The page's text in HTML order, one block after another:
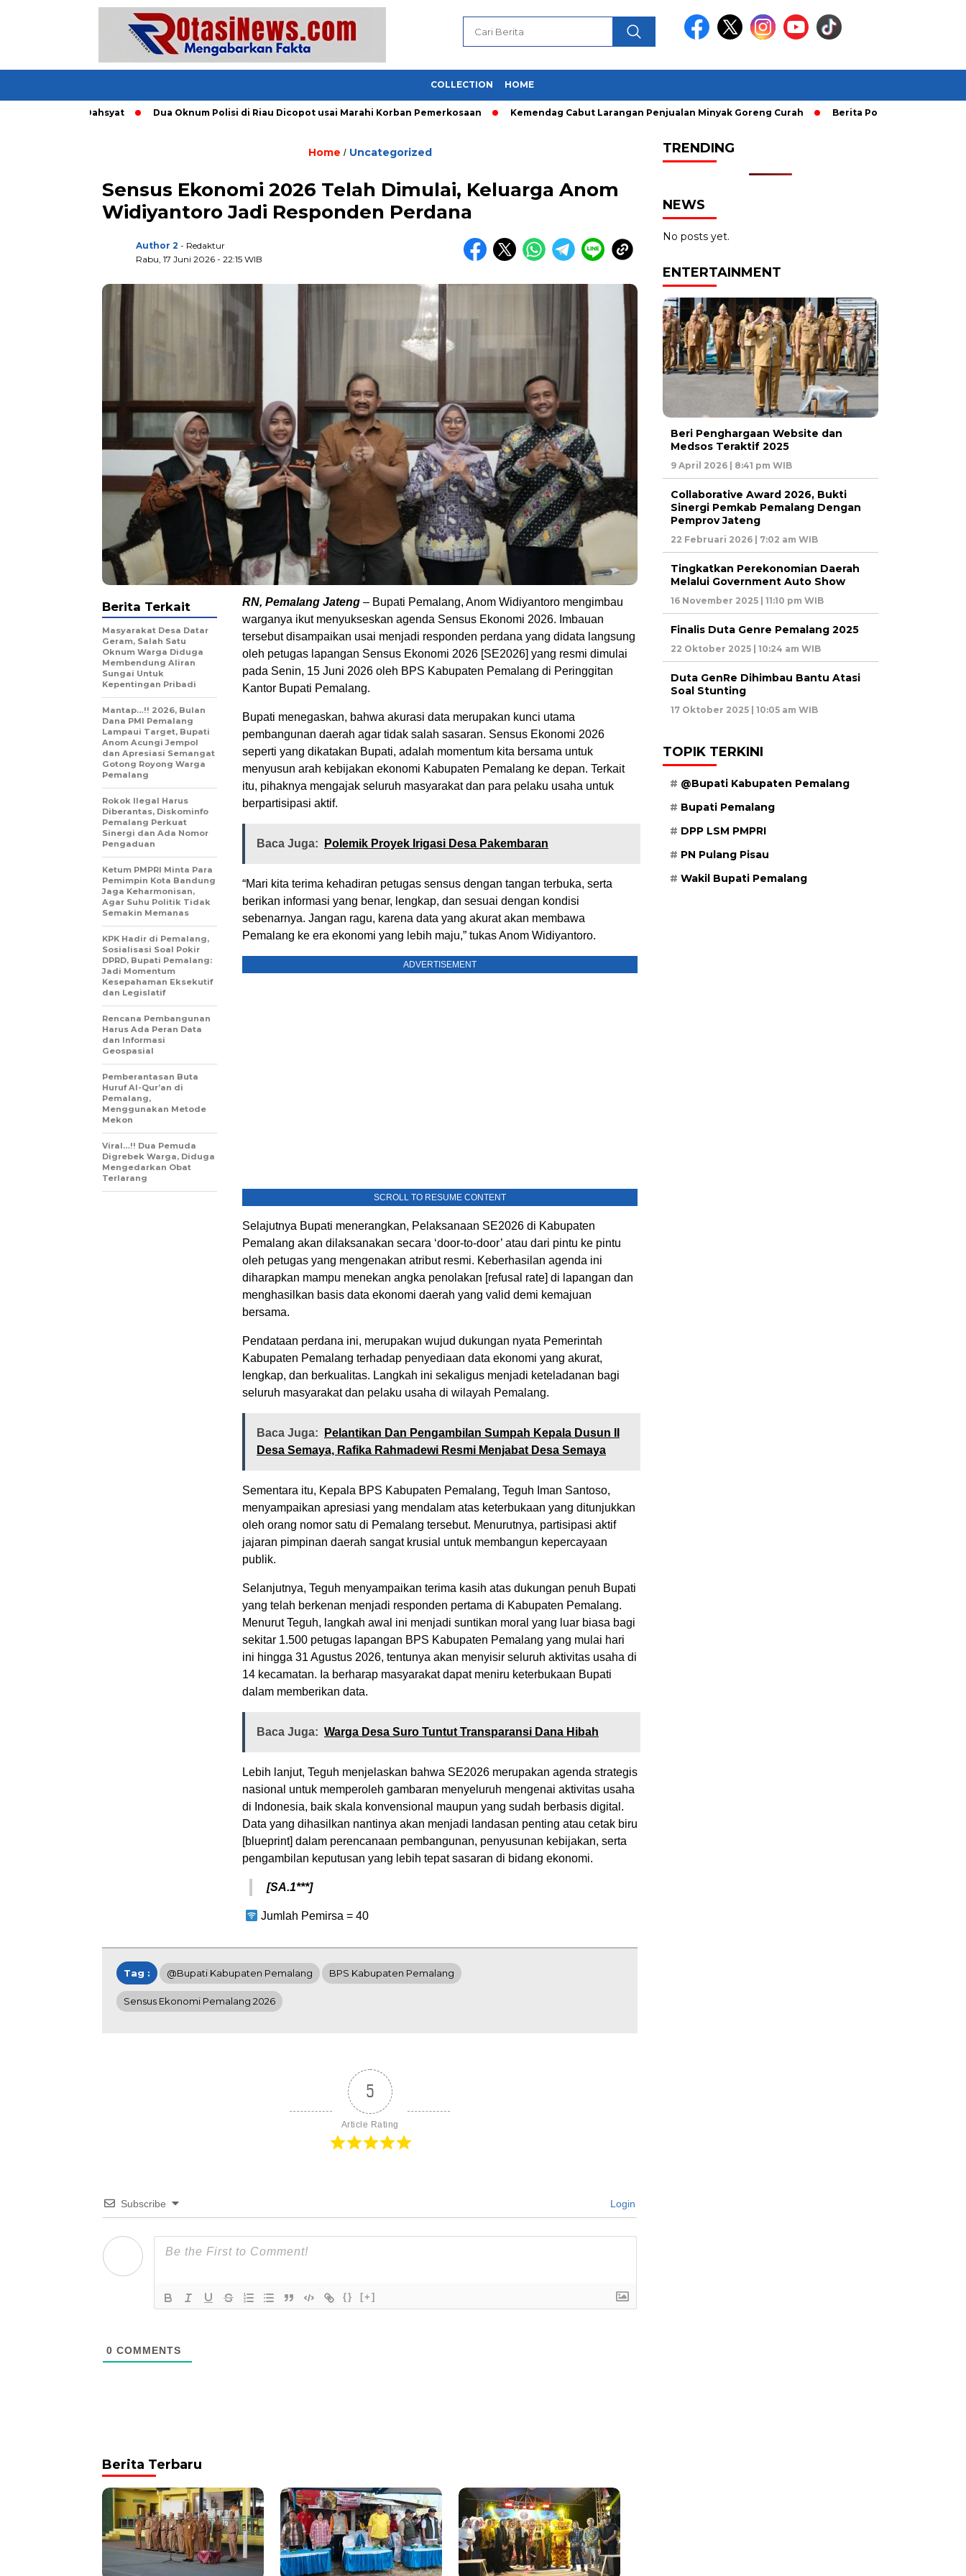
COLLECTION HOME
Dua Oknum Polisi di Riau Dicopot usai Marahi Korban Pemerkosaan Kemendag Cabut Larangan Penjualan Minyak Goreng Curah Berita Populer: Uji Coba Gage ke
Home / Uncategorized
Sensus Ekonomi 2026 Telah Dimulai, Keluarga Anom
Widiyantoro Jadi Responden Perdana
Author 2 - Redaktur
Rabu, 17 Juni 2026 - 22:15 WIB
RN, Pemalang Jateng – Bupati Pemalang, Anom Widiyantoro mengimbau
warganya ikut menyukseskan agenda Sensus Ekonomi 2026. Imbauan
tersebut disampaikan usai menjadi responden perdana yang didata langsung
oleh petugas lapangan Sensus Ekonomi 2026 [SE2026] yang resmi dimulai
pada Senin, 15 Juni 2026 oleh BPS Kabupaten Pemalang di Peringgitan
Kantor Bupati Pemalang.
Bupati menegaskan, bahwa akurasi data merupakan kunci utama
pembangunan daerah agar tidak salah sasaran. Sensus Ekonomi 2026
seperti yang dikatakan Bupati, adalah momentum kita bersama untuk
menyusun arah kebijakan ekonomi Kabupaten Pemalang ke depan. Terkait
itu, pihaknya mengajak seluruh masyarakat dan para pelaku usaha untuk
berpartisipasi aktif.
Baca Juga: Polemik Proyek Irigasi Desa Pakembaran
“Mari kita terima kehadiran petugas sensus dengan tangan terbuka, serta
berikan informasi yang benar, lengkap, dan sesuai dengan kondisi
sebenarnya. Jangan ragu, karena data yang akurat akan membawa
Pemalang ke era ekonomi yang lebih maju,” tukas Anom Widiyantoro.
ADVERTISEMENT
SCROLL TO RESUME CONTENT
Selajutnya Bupati menerangkan, Pelaksanaan SE2026 di Kabupaten
Pemalang akan dilaksanakan secara ‘door-to-door’ atau dari pintu ke pintu
oleh petugas yang mengenakan atribut resmi. Keberhasilan agenda ini
diharapkan mampu menekan angka penolakan [refusal rate] di lapangan dan
menghasilkan basis data ekonomi daerah yang valid demi kemajuan
bersama.
Pendataan perdana ini, merupakan wujud dukungan nyata Pemerintah
Kabupaten Pemalang terhadap penyediaan data ekonomi yang akurat,
lengkap, dan berkualitas. Langkah ini sekaligus menjadi keteladanan bagi
seluruh masyarakat dan pelaku usaha di wilayah Pemalang.
Baca Juga:
Pelantikan Dan Pengambilan Sumpah Kepala Dusun II
Desa Semaya, Rafika Rahmadewi Resmi Menjabat Desa Semaya
Sementara itu, Kepala BPS Kabupaten Pemalang, Teguh Iman Santoso,
menyampaikan apresiasi yang mendalam atas keterbukaan yang ditunjukkan
oleh orang nomor satu di Pemalang tersebut. Menurutnya, partisipasi aktif
jajaran pimpinan daerah sangat krusial untuk membangun kepercayaan
publik.
Selanjutnya, Teguh menyampaikan terima kasih atas dukungan penuh Bupati
yang telah berkenan menjadi responden pertama di Kabupaten Pemalang.
Menurut Teguh, langkah awal ini menjadi suntikan moral yang luar biasa bagi
sekitar 1.500 petugas lapangan BPS Kabupaten Pemalang yang mulai hari
ini hingga 31 Agustus 2026, tentunya akan menyisir seluruh aktivitas usaha di
14 kecamatan. Ia berharap masyarakat dapat meniru keterbukaan Bupati
dalam memberikan data.
Baca Juga: Warga Desa Suro Tuntut Transparansi Dana Hibah
Lebih lanjut, Teguh menjelaskan bahwa SE2026 merupakan agenda strategis
nasional untuk memperoleh gambaran menyeluruh mengenai aktivitas usaha
di Indonesia, baik skala konvensional maupun yang sudah berbasis digital.
Data yang dihasilkan nantinya akan menjadi landasan penting atau cetak biru
[blueprint] dalam perencanaan pembangunan, penyusunan kebijakan, serta
pengambilan keputusan yang lebih tepat sasaran di bidang ekonomi.
[SA.1***]
Jumlah Pemirsa = 40
Berita Terkait
Masyarakat Desa Datar
Geram, Salah Satu
Oknum Warga Diduga
Membendung Aliran
Sungai Untuk
Kepentingan Pribadi
Mantap…!! 2026, Bulan
Dana PMI Pemalang
Lampaui Target, Bupati
Anom Acungi Jempol
dan Apresiasi Semangat
Gotong Royong Warga
Pemalang
Rokok Ilegal Harus
Diberantas, Diskominfo
Pemalang Perkuat
Sinergi dan Ada Nomor
Pengaduan
Ketum PMPRI Minta Para
Pemimpin Kota Bandung
Jaga Keharmonisan,
Agar Suhu Politik Tidak
Semakin Memanas
KPK Hadir di Pemalang,
Sosialisasi Soal Pokir
DPRD, Bupati Pemalang:
Jadi Momentum
Kesepahaman Eksekutif
dan Legislatif
Rencana Pembangunan
Harus Ada Peran Data
dan Informasi
Geospasial
Pemberantasan Buta
Huruf Al-Qur’an di
Pemalang,
Menggunakan Metode
Mekon
Viral…!! Dua Pemuda
Digrebek Warga, Diduga
Mengedarkan Obat
Terlarang
Tag : @Bupati Kabupaten Pemalang BPS Kabupaten Pemalang
Sensus Ekonomi Pemalang 2026
5
Article Rating
Subscribe Login
{} [+]
0 COMMENTS
Berita Terbaru
TRENDING
NEWS
No posts yet.
ENTERTAINMENT
Beri Penghargaan Website dan
Medsos Teraktif 2025
9 April 2026 | 8:41 pm WIB
Collaborative Award 2026, Bukti
Sinergi Pemkab Pemalang Dengan
Pemprov Jateng
22 Februari 2026 | 7:02 am WIB
Tingkatkan Perekonomian Daerah
Melalui Government Auto Show
16 November 2025 | 11:10 pm WIB
Finalis Duta Genre Pemalang 2025
22 Oktober 2025 | 10:24 am WIB
Duta GenRe Dihimbau Bantu Atasi
Soal Stunting
17 Oktober 2025 | 10:05 am WIB
TOPIK TERKINI
@Bupati Kabupaten Pemalang
Bupati Pemalang
DPP LSM PMPRI
PN Pulang Pisau
Wakil Bupati Pemalang